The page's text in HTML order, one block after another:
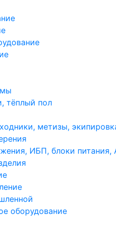
тёплый пол
метизы,
ИБП, блоки питания,
оборудование